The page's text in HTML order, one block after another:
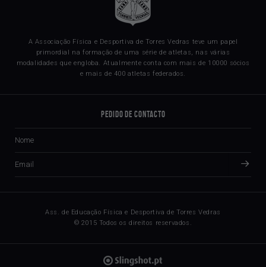
A Associação Física e Desportiva de Torres Vedras teve um papel
primordial na formação de uma série de atletas, nas várias
modalidades que engloba. Atualmente conta com mais de 10000 sócios
e mais de 400 atletas federados.
Pedido de Contacto
Ass. de Educação Física e Desportiva de Torres Vedras
© 2015 Todos os direitos reservados.